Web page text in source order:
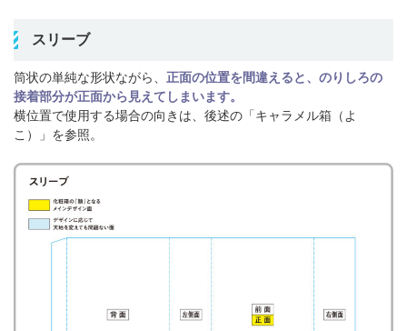
スリーブ
筒状の単純な形状ながら、 正面の位置を間違えると、のりしろの
接着部分が正面から見えてしまいます。
横位置で使用する場合の向きは、後述の「キャラメル箱（よ
こ）」を参照。